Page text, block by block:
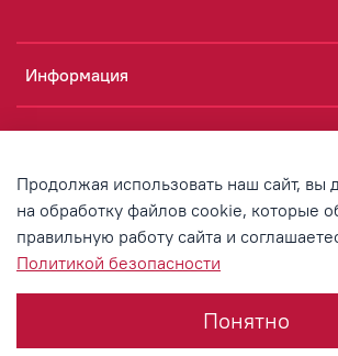
Информация
Аккаунт
© 2020 Любое использование контента
Продолжая использовать наш сайт, вы
на обработку файлов cookie, которые
правильную работу сайта и
Политикой безопасности
Понятно